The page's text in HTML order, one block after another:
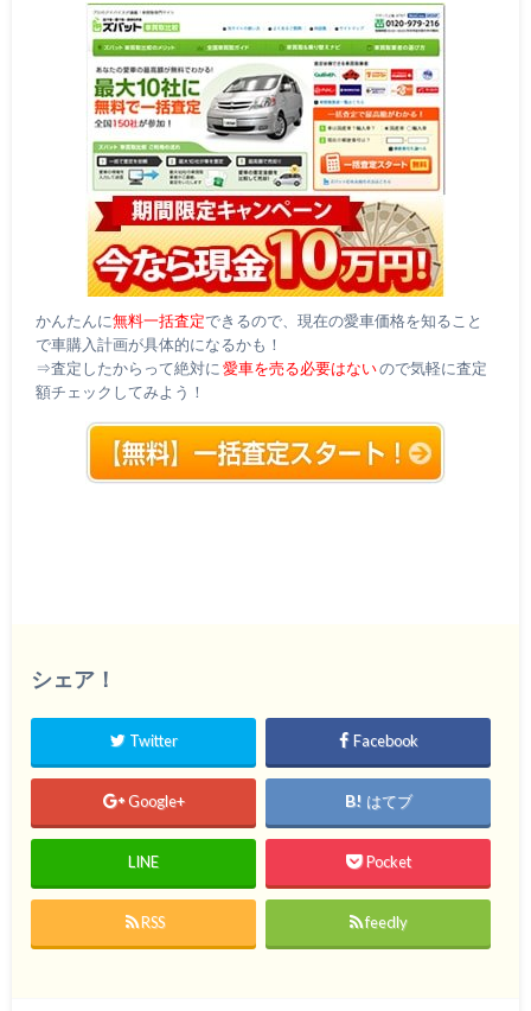
かんたんに無料一括査定できるので、現在の愛車価格を知ること
で車購入計画が具体的になるかも！
⇒査定したからって絶対に愛車を売る必要はないので気軽に査定
額チェックしてみよう！
シェア！
Twitter Facebook
Google+ はてブ
LINE Pocket
RSS feedly